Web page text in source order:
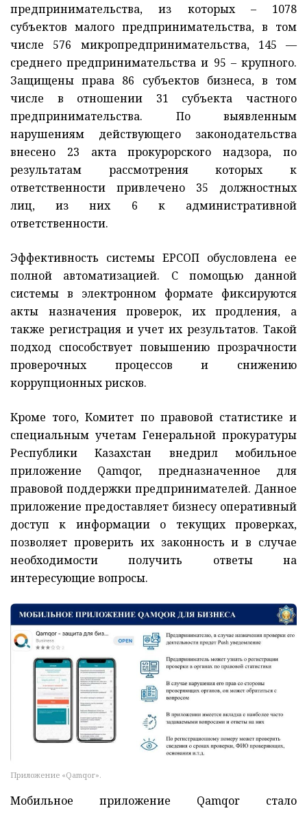
предпринимательства, из которых – 1078
субъектов малого предпринимательства, в том
числе 576 микропредпринимательства, 145 —
среднего предпринимательства и 95 – крупного.
Защищены права 86 субъектов бизнеса, в том
числе в отношении 31 субъекта частного
предпринимательства. По выявленным
нарушениям действующего законодательства
внесено 23 акта прокурорского надзора, по
результатам рассмотрения которых к
ответственности привлечено 35 должностных
лиц, из них 6 к административной
ответственности.
Эффективность системы ЕРСОП обусловлена ее
полной автоматизацией. С помощью данной
системы в электронном формате фиксируются
акты назначения проверок, их продления, а
также регистрация и учет их результатов. Такой
подход способствует повышению прозрачности
проверочных процессов и снижению
коррупционных рисков.
Кроме того, Комитет по правовой статистике и
специальным учетам Генеральной прокуратуры
Республики Казахстан внедрил мобильное
приложение Qamqor, предназначенное для
правовой поддержки предпринимателей. Данное
приложение предоставляет бизнесу оперативный
доступ к информации о текущих проверках,
позволяет проверить их законность и в случае
необходимости получить ответы на
интересующие вопросы.
Приложение «Qamqor».
Мобильное приложение Qamqor стало